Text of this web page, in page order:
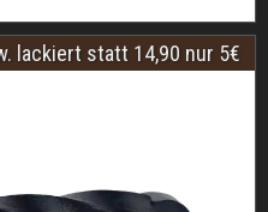
lackiert statt 14,90 nur 5€